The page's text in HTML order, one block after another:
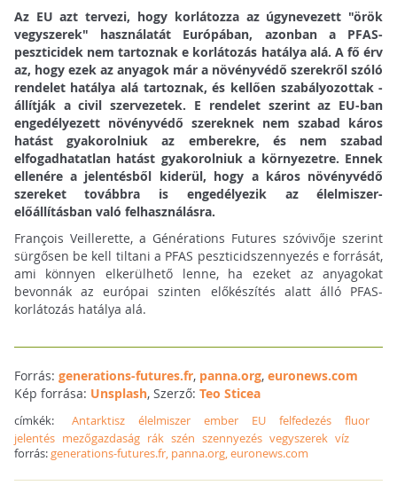
Az EU azt tervezi, hogy korlátozza az úgynevezett "örök
vegyszerek" használatát Európában, azonban a PFAS-
peszticidek nem tartoznak e korlátozás hatálya alá. A fő érv
az, hogy ezek az anyagok már a növényvédő szerekről szóló
rendelet hatálya alá tartoznak, és kellően szabályozottak -
állítják a civil szervezetek. E rendelet szerint az EU-ban
engedélyezett növényvédő szereknek nem szabad káros
hatást gyakorolniuk az emberekre, és nem szabad
elfogadhatatlan hatást gyakorolniuk a környezetre. Ennek
ellenére a jelentésből kiderül, hogy a káros növényvédő
szereket továbbra is engedélyezik az élelmiszer-
előállításban való felhasználásra.
François Veillerette, a Générations Futures szóvivője szerint
sürgősen be kell tiltani a PFAS peszticidszennyezés e forrását,
ami könnyen elkerülhető lenne, ha ezeket az anyagokat
bevonnák az európai szinten előkészítés alatt álló PFAS-
korlátozás hatálya alá.
Forrás: generations-futures.fr, panna.org, euronews.com
Kép forrása: Unsplash, Szerző: Teo Sticea
címkék: Antarktisz élelmiszer ember EU felfedezés
fluor
jelentés mezőgazdaság rák szén szennyezés vegyszerek víz
forrás:generations-futures.fr, panna.org, euronews.com